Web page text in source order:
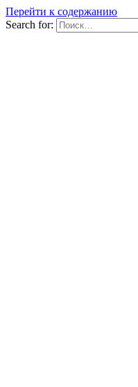
Перейти к содержанию
Search for: